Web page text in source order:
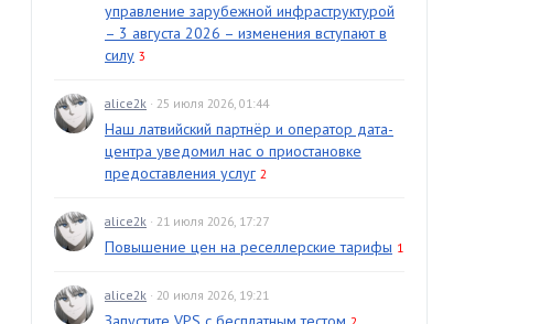
управление зарубежной инфраструктурой
– 3 августа 2026 – изменения вступают в
силу 3
alice2k · 25 июля 2026, 01:44
Наш латвийский партнёр и оператор дата-
центра уведомил нас о приостановке
предоставления услуг 2
alice2k · 21 июля 2026, 17:27
Повышение цен на реселлерские тарифы 1
alice2k · 20 июля 2026, 19:21